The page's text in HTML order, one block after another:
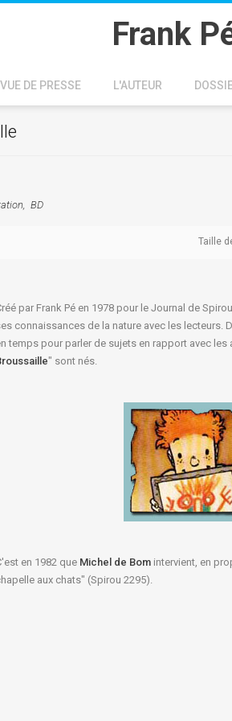
Frank
DE PRESSE L'AUTEUR
BD
Taille
par Frank Pé en 1978 pour le Journal de
connaissances de la nature avec les lecteurs.
temps pour parler de sujets en rapport avec les
" sont nés.
en 1982 que Michel de Bom intervient, en
aux chats" (Spirou 2295).